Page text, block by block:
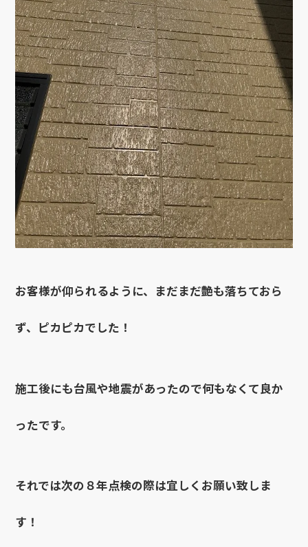
お客様が仰られるように、まだまだ艶も落ちておら
ず、ピカピカでした！
施工後にも台風や地震があったので何もなくて良か
ったです。
それでは次の８年点検の際は宜しくお願い致しま
す！